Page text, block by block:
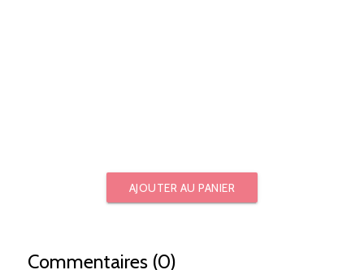
AJOUTER AU PANIER
Commentaires (0)